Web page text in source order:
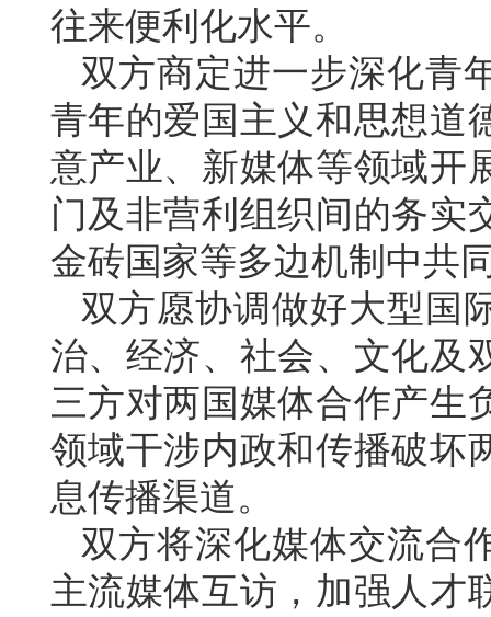
往来便利化水平。
双方商定进一步深化青
青年的爱国主义和思想道
意产业、新媒体等领域开
门及非营利组织间的务实
金砖国家等多边机制中共
双方愿协调做好大型国
治、经济、社会、文化及
三方对两国媒体合作产生
领域干涉内政和传播破坏
息传播渠道。
双方将深化媒体交流合
主流媒体互访，加强人才